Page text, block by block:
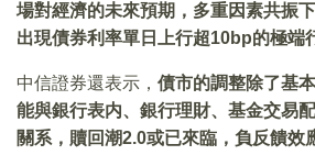
場對經濟的未來預期，多重因素共振
出現債券利率單日上行超10bp的極端
中信證券還表示， 債市的調整除了基
能與銀行表内、銀行理財、基金交易
關系，贖回潮2.0或已來臨，負反饋效